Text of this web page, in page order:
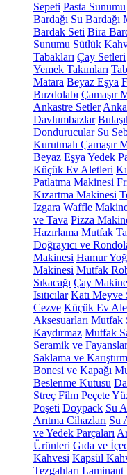
Sepeti Pasta Sunumu
Bardağı Su Bardağı
Bardak Seti Bira
Sunumu Sütlük
Tabakları Çay Setleri
Yemek Takımları
Matara Beyaz Eşya
Buzdolabı Çamaşır
Ankastre Setler
Davlumbazlar
Dondurucular Su
Kurutmalı Çamaşır
Beyaz Eşya Yedek
Küçük Ev Aletleri
Patlatma Makinesi
Kızartma Makinesi
Izgara Waffle
ve Tava Pizza
Hazırlama Mutfak
Doğrayıcı ve
Makinesi Hamur
Makinesi Mutfak
Sıkacağı Çay
Isıtıcılar Katı Meyve
Cezve Küçük Ev
Aksesuarları Mutfak
Kaydırmaz Mutfak
Seramik ve
Saklama ve
Bonesi ve Kapağı
Beslenme Kutusu
Streç Film Peçete
Poşeti Doypack Su
Arıtma Cihazları Su
ve Yedek Parçaları
Ürünleri Gıda ve
Kahvesi Kapsül
Tezgahları Laminant